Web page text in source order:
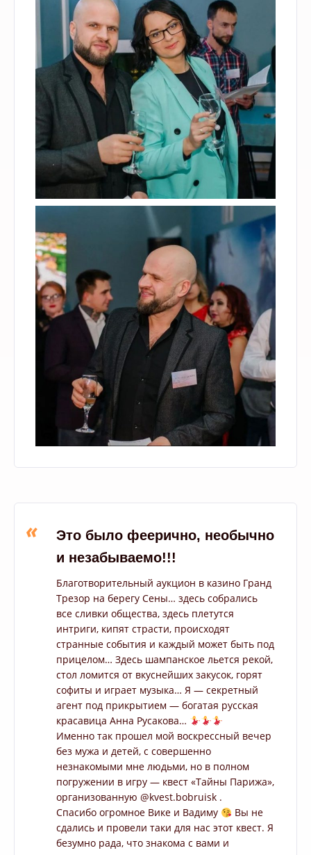
Это было феерично, необычно
и незабываемо!!!
Благотворительный аукцион в казино Гранд
Трезор на берегу Сены… здесь собрались
все сливки общества, здесь плетутся
интриги, кипят страсти, происходят
странные события и каждый может быть под
прицелом… Здесь шампанское льется рекой,
стол ломится от вкуснейших закусок, горят
софиты и играет музыка… Я — секретный
агент под прикрытием — богатая русская
красавица Анна Русакова…
Именно так прошел мой воскрессный вечер
без мужа и детей, с совершенно
незнакомыми мне людьми, но в полном
погружении в игру — квест «Тайны Парижа»,
организованную @kvest.bobruisk .
Спасибо огромное Вике и Вадиму
Вы не
сдались и провели таки для нас этот квест. Я
безумно рада, что знакома с вами и
«